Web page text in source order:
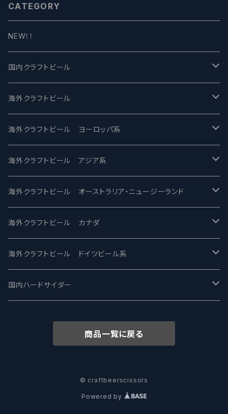
CATEGORY
NEW！！
国内クラフトビール
UCHU BREWING -うちゅうブルーイング
バテレ -VERTERE
2nd Story Ale Works -セカンドストーリー
ビアへるん - Beer Hearn
忽布古丹醸造 - HOP KOTAN
ワイマーケットブルーイング Y.Market Brewing
志賀高原ビール - SIGAKOGEN
箕面ビール - MINOH BEER
サンクトガーレン - Sankt Gallen
海外クラフトビール
Modern Times モダンタイムズ
Maui マウイ
Toppling Goliath トップリンゴライアス
Fair State フェアステイト
Lagunitas ラグニタス
FirestoneWalker ファイアストーン
Mikkeller ミッケラー
Hop Nation ホップネーション
海外クラフトビール ヨーロッパ系
UnBarred -アンバード
SAIREN /サイレン
ワイルドチャイルド - Wilde Child
BrewDog Brewery - ブリュードッグ
The Flying Inn / ザ フライイング イン
Lambiek Fabriek - ファブリーク
海外クラフトビール アジア系
gweilo-鬼佬 グウァイロ
Heart Of Darkness - ハートオブダークネス
Carbon brews -カーボン
TAIHU - タイフー
Behemoth - ベヒーモス
海外クラフトビール オーストラリア・ニュージーランド
ROCKY RIDGE - ロッキーリッジ
BODRIGGY BREWING ボッドリッジー
CO-CONSPIRATORS コ・コンスピレーターズ
Deep Creek Brewing Co.
8 Wired エイトワイアード
海外クラフトビール カナダ
Jackie O's ジャッキーオーズ
Westbrook ウェストブルック
Strathcona ストラスコナ
ODIN BREWING オディン
海外クラフトビール ドイツビール系
Karmeliten カーメリテン
Früh フリュー
国内ハードサイダー
商品一覧に戻る
© craftbeerscissors
Powered by